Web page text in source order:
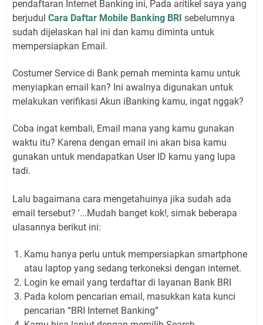
pendaftaran Internet Banking ini, Pada aritikel saya yang
berjudul Cara Daftar Mobile Banking BRI sebelumnya
sudah dijelaskan hal ini dan kamu diminta untuk
mempersiapkan Email.
Costumer Service di Bank pernah meminta kamu untuk
menyiapkan email kan? Ini awalnya digunakan untuk
melakukan verifikasi Akun iBanking kamu, ingat nggak?
Coba ingat kembali, Email mana yang kamu gunakan
waktu itu? Karena dengan email ini akan bisa kamu
gunakan untuk mendapatkan User ID kamu yang lupa
tadi.
Lalu bagaimana cara mengetahuinya jika sudah ada
email tersebut? '...Mudah banget kok!, simak beberapa
ulasannya berikut ini:
Kamu hanya perlu untuk mempersiapkan smartphone
atau laptop yang sedang terkoneksi dengan internet.
Login ke email yang terdaftar di layanan Bank BRI
Pada kolom pencarian email, masukkan kata kunci
pencarian “BRI Internet Banking”